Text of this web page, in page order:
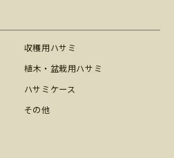
収穫用ハサミ
植木・盆栽用ハサミ
ハサミケース
その他